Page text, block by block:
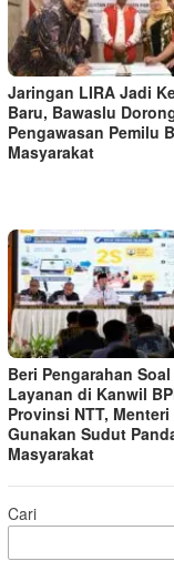
Jaringan LIRA Jadi
Baru, Bawaslu
Pengawasan Pemilu
Masyarakat
Beri Pengarahan Soal
Layanan di Kanwil
Provinsi NTT,
Gunakan Sudut
Masyarakat
Cari